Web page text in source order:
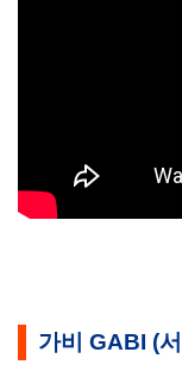
가비 GABI (